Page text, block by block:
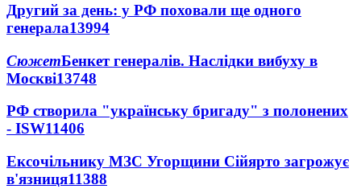
Другий за день: у РФ поховали ще одного
генерала13994
СюжетБенкет генералів. Наслідки вибуху в
Москві13748
РФ створила "українську бригаду" з полонених
- ISW11406
Ексочільнику МЗС Угорщини Сійярто загрожує
в'язниця11388